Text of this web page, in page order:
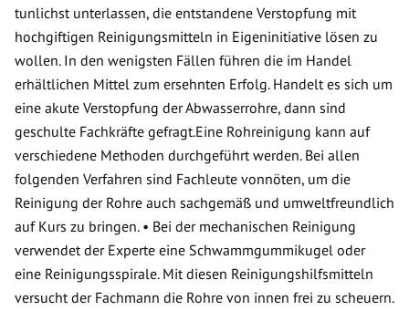
tunlichst unterlassen, die entstandene Verstopfung mit
hochgiftigen Reinigungsmitteln in Eigeninitiative lösen zu
wollen. In den wenigsten Fällen führen die im Handel
erhältlichen Mittel zum ersehnten Erfolg. Handelt es sich um
eine akute Verstopfung der Abwasserrohre, dann sind
geschulte Fachkräfte gefragt.Eine Rohreinigung kann auf
verschiedene Methoden durchgeführt werden. Bei allen
folgenden Verfahren sind Fachleute vonnöten, um die
Reinigung der Rohre auch sachgemäß und umweltfreundlich
auf Kurs zu bringen. • Bei der mechanischen Reinigung
verwendet der Experte eine Schwammgummikugel oder
eine Reinigungsspirale. Mit diesen Reinigungshilfsmitteln
versucht der Fachmann die Rohre von innen frei zu scheuern.